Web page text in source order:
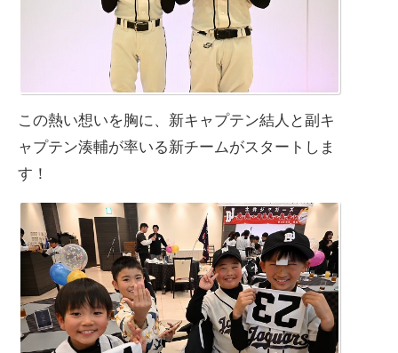
この熱い想いを胸に、新キャプテン結人と副キ
ャプテン湊輔が率いる新チームがスタートしま
す！